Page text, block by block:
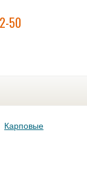
50
Карповые